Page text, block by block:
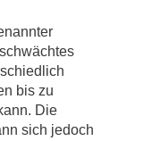
bis zu
Die
sich jedoch